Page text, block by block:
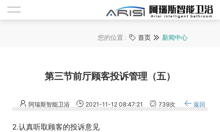
您的位置 : 首页  新闻中心
第三节前厅顾客投诉管理（五）
阿瑞斯智能卫浴 2021-11-12 08:47:21 739次 返回
2.认真听取顾客的投诉意见